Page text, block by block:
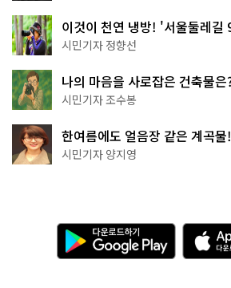
이것이 천연 냉방! '서울둘레길
나볼까
시민기자 정향선
나의 마음을 사로잡은 건축물
상작 공개!
시민기자 조수봉
한여름에도 얼음장 같은 계곡
천국이네~
시민기자 양지영
다
운
로